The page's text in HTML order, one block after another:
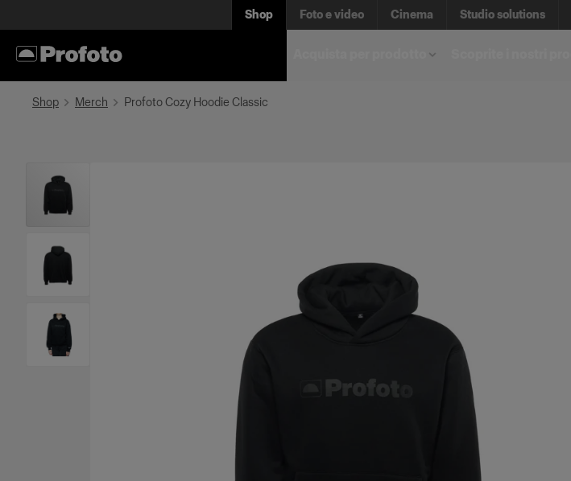
Shop Foto e video Cinema Studio solutions
Shop Merch Profoto Cozy Hoodie Classic